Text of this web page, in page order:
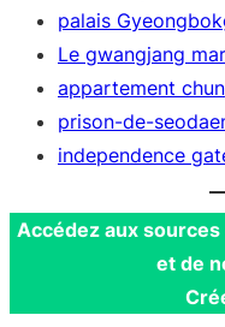
palais
Le gwangjang
appartement
prison-de-
independence
Accédez aux
et de